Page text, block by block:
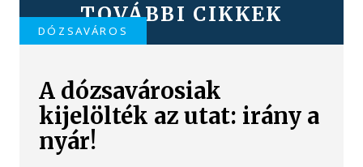
TOVÁBBI CIKKEK
DÓZSAVÁROS
A dózsavárosiak
kijelölték az utat: irány a
nyár!